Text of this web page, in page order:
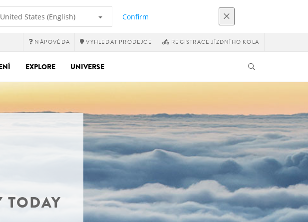
United States (English) Confirm
NÁPOVĚDA VYHLEDAT PRODEJCE REGISTRACE JÍZDNÍHO KOLA
EXPLORE UNIVERSE
TODAY